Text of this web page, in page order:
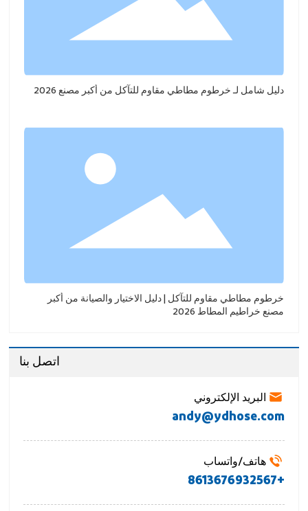
دليل شامل لـ خرطوم مطاطي مقاوم للتآكل من أكبر مصنع 2026
خرطوم مطاطي مقاوم للتآكل | دليل الاختيار والصيانة من أكبر
مصنع خراطيم المطاط 2026
اتصل بنا
البريد الإلكتروني
andy@ydhose.com
هاتف/واتساب
+8613676932567